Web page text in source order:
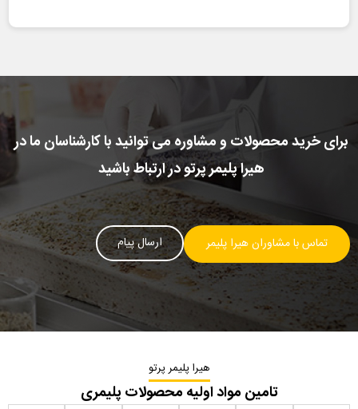
برای خرید محصولات و مشاوره می توانید با کارشناسان ما در
هیرا پلیمر پرتو در ارتباط باشید
تماس با مشاوران هیرا پلیمر ارسال پیام
هیرا پلیمر پرتو
تامین مواد اولیه محصولات پلیمری